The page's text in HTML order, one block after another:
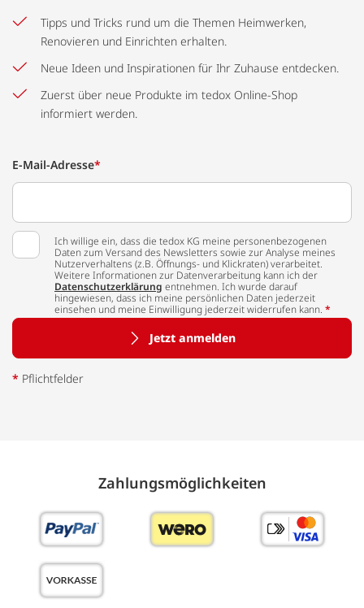
Tipps und Tricks rund um die Themen Heimwerken,
Renovieren und Einrichten erhalten.
Neue Ideen und Inspirationen für Ihr Zuhause entdecken.
Zuerst über neue Produkte im tedox Online-Shop
informiert werden.
E-Mail-Adresse*
Ich willige ein, dass die tedox KG meine personenbezogenen
Daten zum Versand des Newsletters sowie zur Analyse meines
Nutzerverhaltens (z.B. Öffnungs- und Klickraten) verarbeitet.
Weitere Informationen zur Datenverarbeitung kann ich der
Datenschutzerklärung entnehmen. Ich wurde darauf
hingewiesen, dass ich meine persönlichen Daten jederzeit
einsehen und meine Einwilligung jederzeit widerrufen kann. *
Jetzt anmelden
* Pflichtfelder
Zahlungs­möglich­keiten